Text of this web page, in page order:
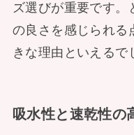
ズ選びが重要です。
の良さを感じられる
きな理由といえるで
吸水性と速乾性の